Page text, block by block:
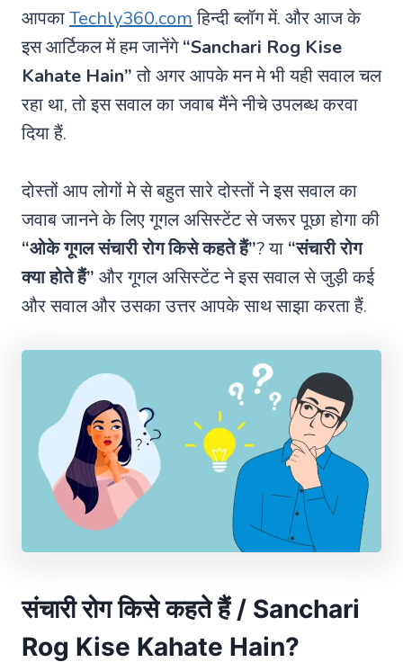
आपकाTechly360.comहिन्दी ब्लॉग में. और आज के
इस आर्टिकल में हम जानेंगे“Sanchari Rog Kise
Kahate Hain”तो अगर आपके मन मे भी यही सवाल चल
रहा था, तो इस सवाल का जवाब मैंने नीचे उपलब्ध करवा
दिया हैं.
दोस्तों आप लोगों मे से बहुत सारे दोस्तों ने इस सवाल का
जवाब जानने के लिए गूगल असिस्टेंट से जरूर पूछा होगा की
“ओके गूगल संचारी रोग किसे कहते हैं”? या “संचारी रोग
क्या होते हैं” और गूगल असिस्टेंट ने इस सवाल से जुड़ी कई
और सवाल और उसका उत्तर आपके साथ साझा करता हैं.
संचारी रोग किसे कहते हैं / Sanchari
Rog Kise Kahate Hain?